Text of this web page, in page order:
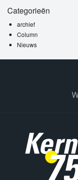
Categorieën
archief
Column
Nieuws